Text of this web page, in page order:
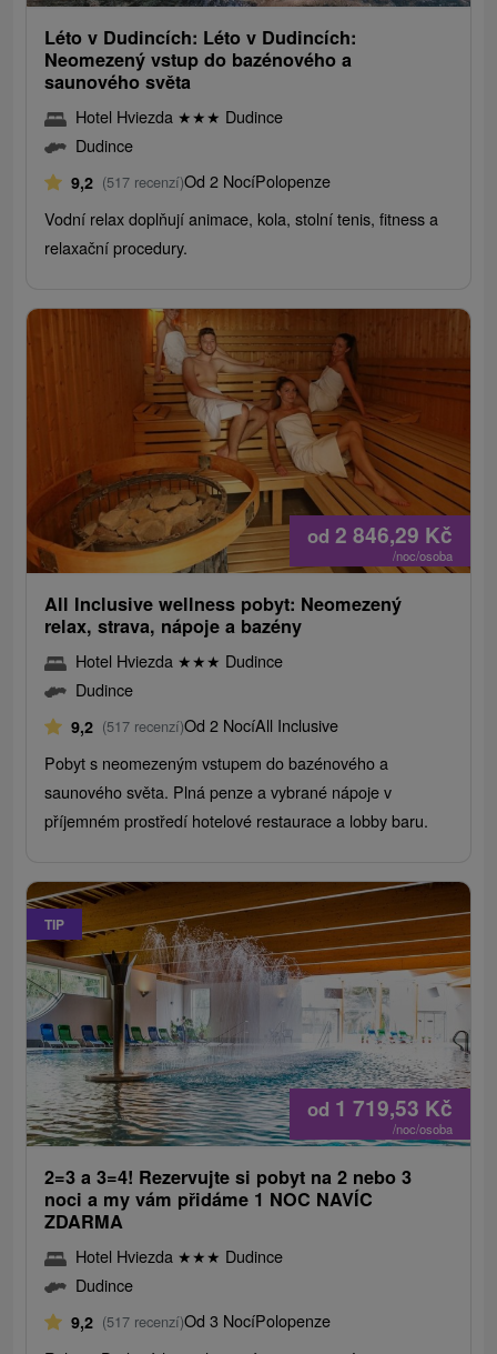
Léto v Dudincích: Léto v Dudincích:
Neomezený vstup do bazénového a
saunového světa
Hotel Hviezda ★★★ Dudince
Dudince
9,2 (517 recenzí)Od 2 NocíPolopenze
Vodní relax doplňují animace, kola, stolní tenis, fitness a
relaxační procedury.
od 2 846,29 Kč
/noc/osoba
All Inclusive wellness pobyt: Neomezený
relax, strava, nápoje a bazény
Hotel Hviezda ★★★ Dudince
Dudince
9,2 (517 recenzí)Od 2 NocíAll Inclusive
Pobyt s neomezeným vstupem do bazénového a
saunového světa. Plná penze a vybrané nápoje v
příjemném prostředí hotelové restaurace a lobby baru.
TIP
od 1 719,53 Kč
/noc/osoba
2=3 a 3=4! Rezervujte si pobyt na 2 nebo 3
noci a my vám přidáme 1 NOC NAVÍC
ZDARMA
Hotel Hviezda ★★★ Dudince
Dudince
9,2 (517 recenzí)Od 3 NocíPolopenze